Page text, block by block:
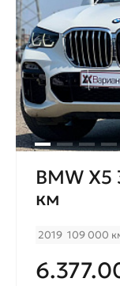
BMW X5
км
2019 109 000